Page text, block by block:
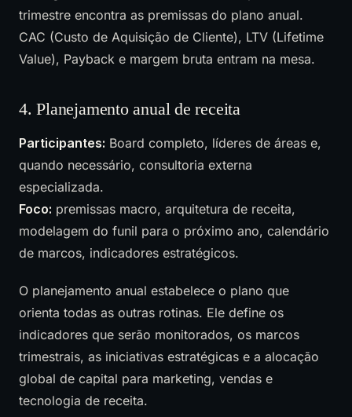
trimestre encontra as premissas do plano anual.
CAC (Custo de Aquisição de Cliente), LTV (Lifetime
Value), Payback e margem bruta entram na mesa.
4. Planejamento anual de receita
Participantes: Board completo, líderes de áreas e,
quando necessário, consultoria externa
especializada.
Foco: premissas macro, arquitetura de receita,
modelagem do funil para o próximo ano, calendário
de marcos, indicadores estratégicos.
O planejamento anual estabelece o plano que
orienta todas as outras rotinas. Ele define os
indicadores que serão monitorados, os marcos
trimestrais, as iniciativas estratégicas e a alocação
global de capital para marketing, vendas e
tecnologia de receita.